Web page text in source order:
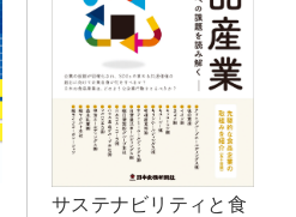
サステナビリティと食